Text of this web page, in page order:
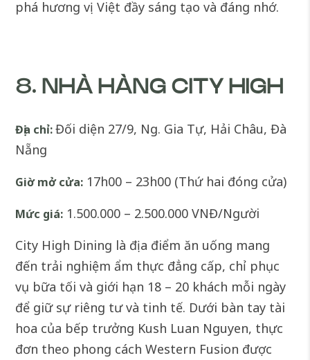
phá hương vị Việt đầy sáng tạo và đáng nhớ.
8. NHÀ HÀNG CITY HIGH
Địa chỉ:Đối diện 27/9, Ng. Gia Tự, Hải Châu, Đà
Nẵng
Giờ mở cửa: 17h00 – 23h00 (Thứ hai đóng cửa)
Mức giá: 1.500.000 – 2.500.000 VNĐ/Người
City High Dining là địa điểm ăn uống mang
đến trải nghiệm ẩm thực đẳng cấp, chỉ phục
vụ bữa tối và giới hạn 18 – 20 khách mỗi ngày
để giữ sự riêng tư và tinh tế. Dưới bàn tay tài
hoa của bếp trưởng Kush Luan Nguyen, thực
đơn theo phong cách Western Fusion được